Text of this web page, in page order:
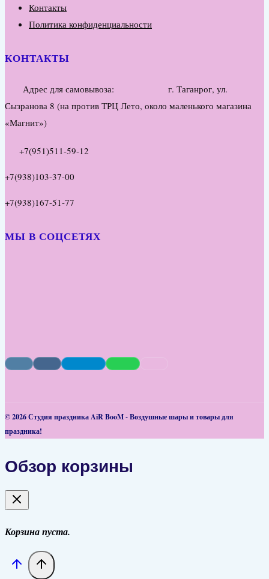
Контакты
Политика конфиденциальности
КОНТАКТЫ
Адрес для самовывоза: г. Таганрог, ул.
Сызранова 8 (на против ТРЦ Лето, около маленького магазина
«Магнит»)
+7(951)511-59-12
+7(938)103-37-00
+7(938)167-51-77
МЫ В СОЦСЕТЯХ
© 2026 Студия праздника AiR BooM - Воздушные шары и товары для
праздника!
Обзор корзины
Корзина пуста.